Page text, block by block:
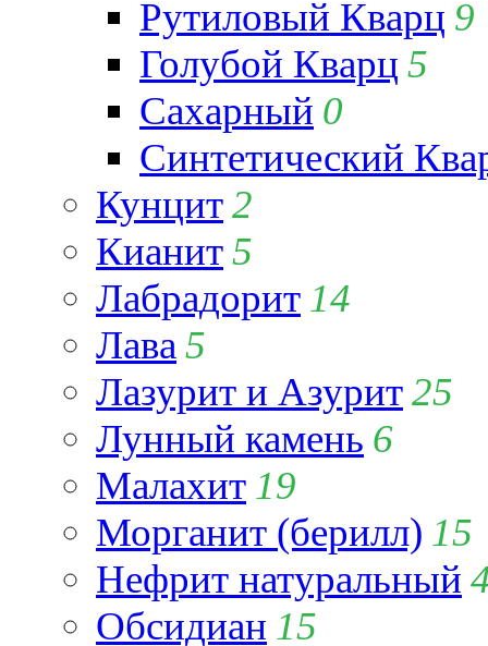
Рутиловый Кварц 9
Голубой Кварц 5
Сахарный 0
Синтетический
Кунцит2
Кианит5
Лабрадорит 14
Лава 5
Лазурит и Азурит25
Лунный камень 6
Малахит 19
Морганит (берилл) 15
Нефрит натуральный
Обсидиан 15